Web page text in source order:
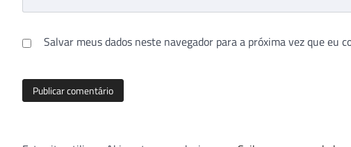
Salvar meus dados neste navegador para a próxima vez que eu